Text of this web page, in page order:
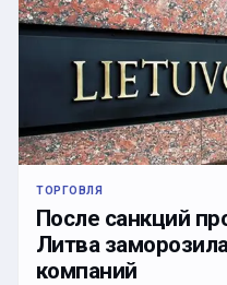
ТОРГОВЛЯ
После санкций
Литва
компаний